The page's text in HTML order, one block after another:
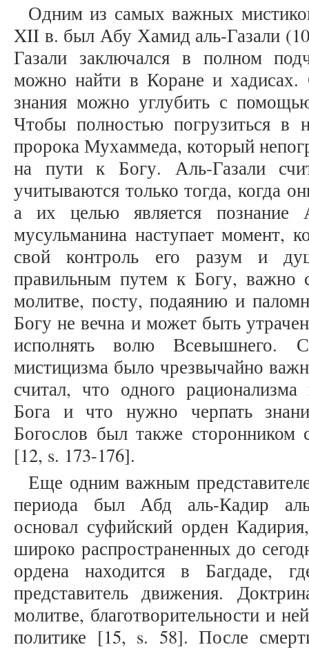
Одним из самых важных
XII в. был Абу Хамид аль-Газали
Газали заключался в полном
можно найти в Коране и
знания можно углубить с
Чтобы полностью погрузиться
пророка Мухаммеда, который
на пути к Богу. Аль-Газали
учитываются только тогда, когда
а их целью является
мусульманина наступает момент,
свой контроль его разум и
правильным путем к Богу, важно
молитве, посту, подаянию и
Богу не вечна и может быть
исполнять волю Всевышнего.
мистицизма было чрезвычайно
считал, что одного рационализма
Бога и что нужно черпать
Богослов был также сторонником
[12, s. 173-176].
Еще одним важным
периода был Абд аль-Кадир
основал суфийский орден
широко распространенных до
ордена находится в Багдаде,
представитель движения.
молитве, благотворительности и
политике [15, s. 58]. После